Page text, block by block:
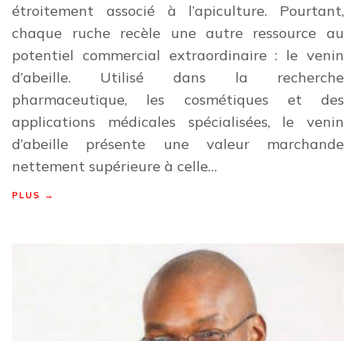
étroitement associé à l’apiculture. Pourtant,
chaque ruche recèle une autre ressource au
potentiel commercial extraordinaire : le venin
d’abeille. Utilisé dans la recherche
pharmaceutique, les cosmétiques et des
applications médicales spécialisées, le venin
d’abeille présente une valeur marchande
nettement supérieure à celle…
PLUS →